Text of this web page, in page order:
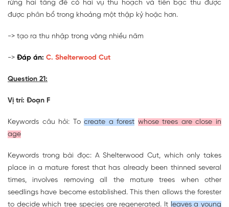
rừng hai tầng để có hai vụ thu hoạch và tiền bạc thu được
được phân bổ trong khoảng một thập kỷ hoặc hơn.
-> tạo ra thu nhập trong vòng nhiều năm
-> Đáp án: C. Shelterwood Cut
Question 21:
Vị trí: Đoạn F
Keywords câu hỏi: Tocreate a forest whose trees are close in
age
Keywords trong bài đọc: A Shelterwood Cut, which only takes
place in a mature forest that has already been thinned several
times, involves removing all the mature trees when other
seedlings have become established. This then allows the forester
to decide which tree species are regenerated. It leaves a young